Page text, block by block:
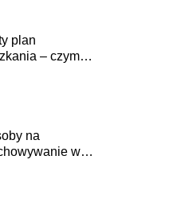
plan
– czym
na
w